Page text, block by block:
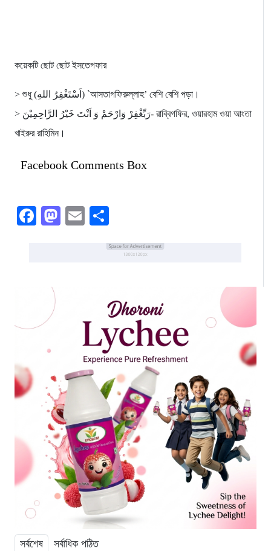
কয়েকটি ছোট ছোট ইসতেগফার
> শুধু (اَسْتَغْفِرُ اللهِ) `আসতাগফিরুল্লাহ’ বেশি বেশি পড়া।
> رَبِّغْفِرْ وَارْحَمْ وَ اَنْتَ خَيْرُ الرَّاحِمِيْنَ- রাব্বিগফির, ওয়ারহাম ওয়া আংতা
খাইরুর রাহিমিন।
Facebook Comments Box
Facebook
Mastodon
Email
সর্বশেষ সর্বাধিক পঠিত